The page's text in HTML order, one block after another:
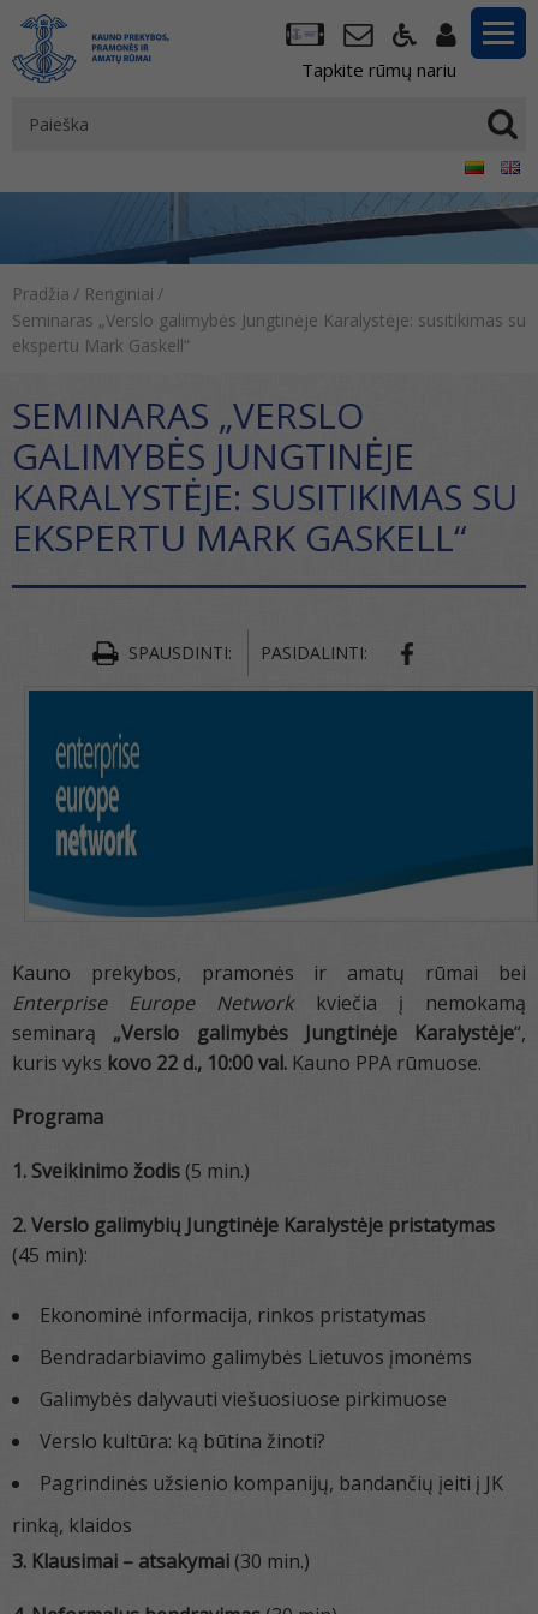
Tapkite rūmų nariu
Pradžia / Renginiai /
Seminaras „Verslo galimybės Jungtinėje Karalystėje: susitikimas su
ekspertu Mark Gaskell“
SEMINARAS „VERSLO
GALIMYBĖS JUNGTINĖJE
KARALYSTĖJE: SUSITIKIMAS SU
EKSPERTU MARK GASKELL“
SPAUSDINTI: PASIDALINTI:
Kauno prekybos, pramonės ir amatų rūmai bei
Enterprise Europe Networkkviečia į nemokamą
seminarą „Verslo galimybės Jungtinėje Karalystėje“,
kuris vyks kovo 22 d., 10:00 val. Kauno PPA rūmuose.
Programa
1. Sveikinimo žodis (5 min.)
2. Verslo galimybių Jungtinėje Karalystėje pristatymas
(45 min):
Ekonominė informacija, rinkos pristatymas
Bendradarbiavimo galimybės Lietuvos įmonėms
Galimybės dalyvauti viešuosiuose pirkimuose
Verslo kultūra: ką būtina žinoti?
Pagrindinės užsienio kompanijų, bandančių įeiti į JK
rinką, klaidos
3. Klausimai – atsakymai (30 min.)